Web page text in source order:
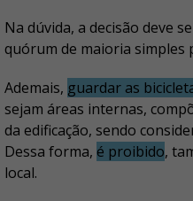
Na dúvida, a decisão deve
quórum de maioria simples
Ademais, guardar as
sejam áreas internas,
da edificação, sendo
Dessa forma, é proibido,
local.